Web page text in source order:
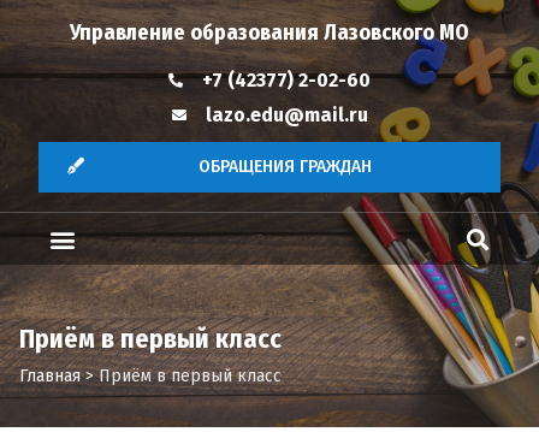
Управление образования Лазовского МО
+7 (42377) 2-02-60
lazo.edu@mail.ru
ОБРАЩЕНИЯ ГРАЖДАН
Приём в первый класс
Главная>Приём в первый класс